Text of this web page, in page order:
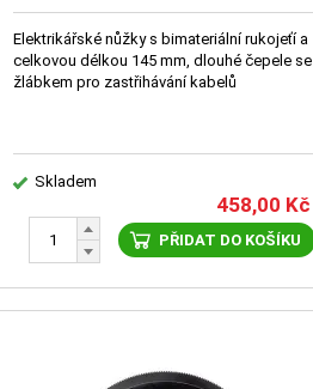
Elektrikářské nůžky s bimateriální rukojeťí a
celkovou délkou 145 mm, dlouhé čepele se
žlábkem pro zastřihávání kabelů
Skladem
458,00 Kč
PŘIDAT DO KOŠÍKU